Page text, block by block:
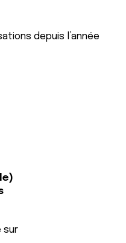
depuis l’année
sur